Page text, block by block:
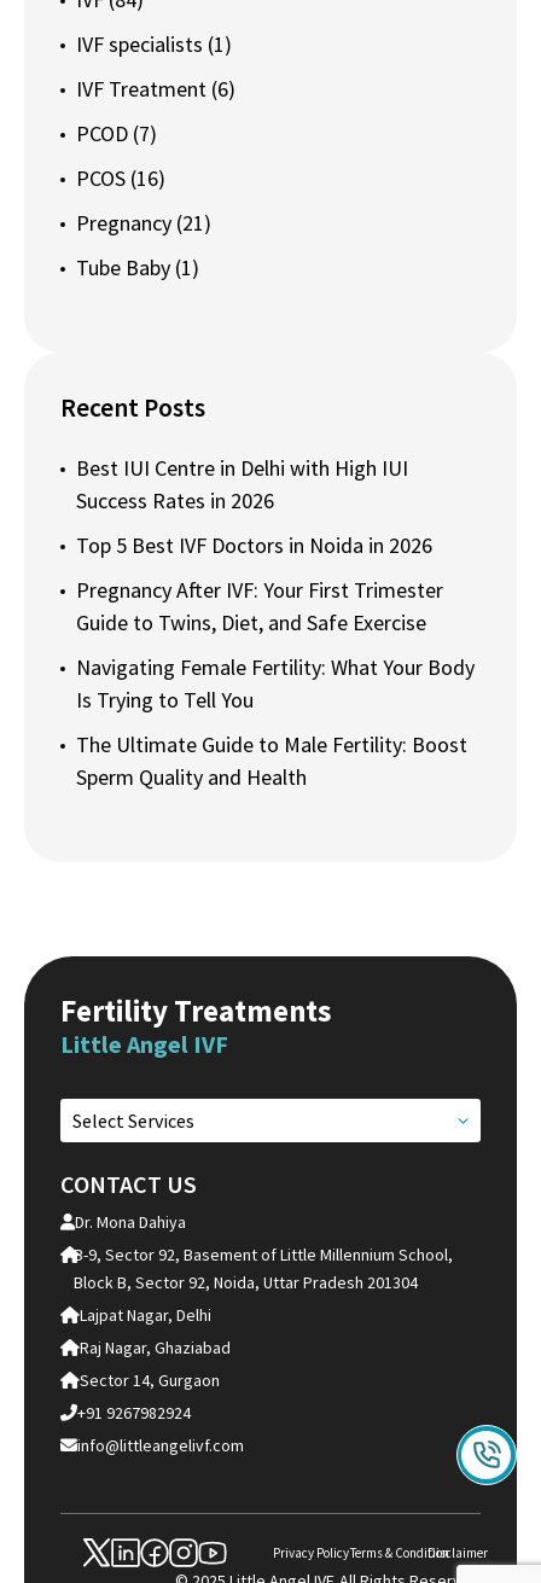
IVF specialists (1)
IVF Treatment (6)
PCOD (7)
PCOS (16)
Pregnancy (21)
Tube Baby (1)
Recent Posts
Best IUI Centre in Delhi with High IUI
Success Rates in 2026
Top 5 Best IVF Doctors in Noida in 2026
Pregnancy After IVF: Your First Trimester
Guide to Twins, Diet, and Safe Exercise
Navigating Female Fertility: What Your Body
Is Trying to Tell You
The Ultimate Guide to Male Fertility: Boost
Sperm Quality and Health
Fertility Treatments
Little Angel IVF
Select Services
CONTACT US
Dr. Mona Dahiya
B-9, Sector 92, Basement of Little Millennium School,
Block B, Sector 92, Noida, Uttar Pradesh 201304
Lajpat Nagar, Delhi
Raj Nagar, Ghaziabad
Sector 14, Gurgaon
+91 9267982924
info@littleangelivf.com
Privacy PolicyTerms & ConditionDisclaimer